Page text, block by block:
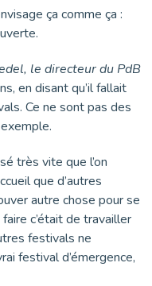
ça comme ça :
le directeur du PdB
en disant qu’il fallait
Ce ne sont pas des
très vite que l’on
que d’autres
autre chose pour se
c’était de travailler
festivals ne
festival d’émergence,